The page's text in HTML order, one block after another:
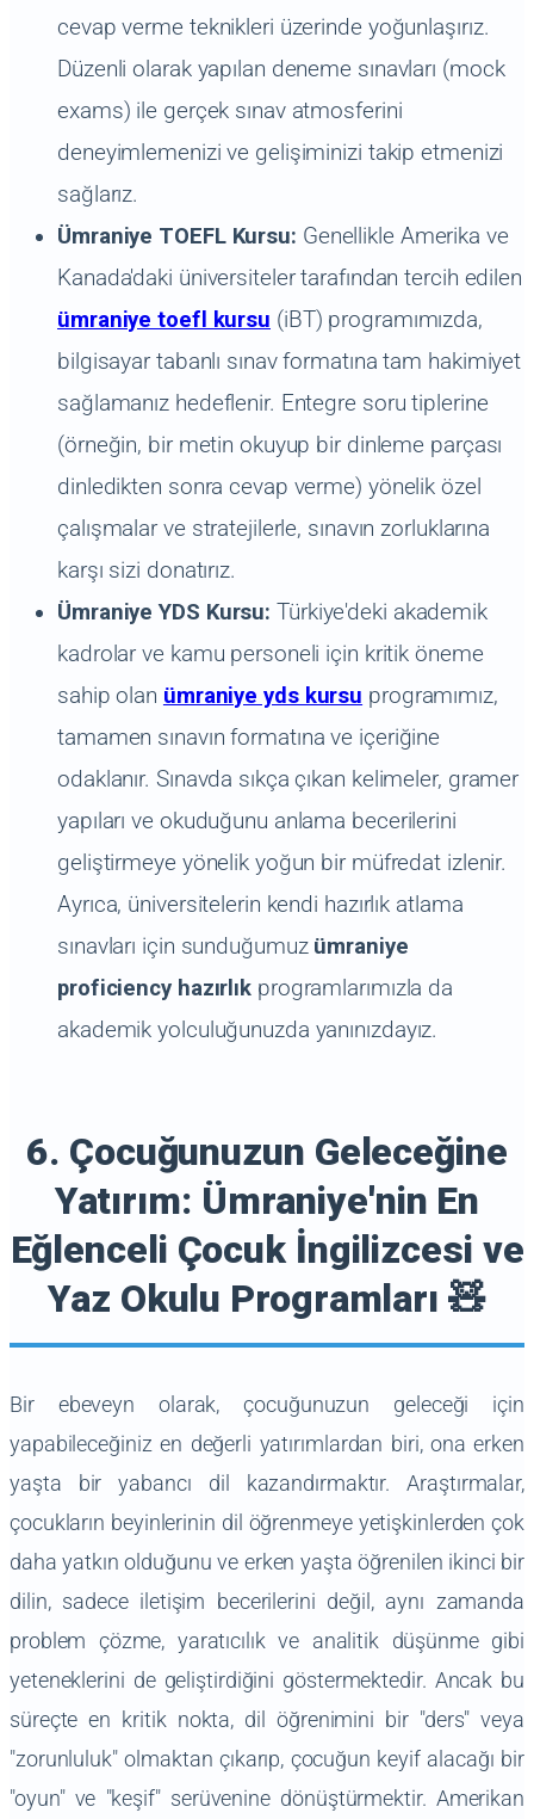
cevap verme teknikleri üzerinde yoğunlaşırız.
Düzenli olarak yapılan deneme sınavları (mock
exams) ile gerçek sınav atmosferini
deneyimlemenizi ve gelişiminizi takip etmenizi
sağlarız.
Ümraniye TOEFL Kursu: Genellikle Amerika ve
Kanada'daki üniversiteler tarafından tercih edilen
ümraniye toefl kursu (iBT) programımızda,
bilgisayar tabanlı sınav formatına tam hakimiyet
sağlamanız hedeflenir. Entegre soru tiplerine
(örneğin, bir metin okuyup bir dinleme parçası
dinledikten sonra cevap verme) yönelik özel
çalışmalar ve stratejilerle, sınavın zorluklarına
karşı sizi donatırız.
Ümraniye YDS Kursu: Türkiye'deki akademik
kadrolar ve kamu personeli için kritik öneme
sahip olan ümraniye yds kursu programımız,
tamamen sınavın formatına ve içeriğine
odaklanır. Sınavda sıkça çıkan kelimeler, gramer
yapıları ve okuduğunu anlama becerilerini
geliştirmeye yönelik yoğun bir müfredat izlenir.
Ayrıca, üniversitelerin kendi hazırlık atlama
sınavları için sunduğumuz ümraniye
proficiency hazırlık programlarımızla da
akademik yolculuğunuzda yanınızdayız.
6. Çocuğunuzun Geleceğine
Yatırım: Ümraniye'nin En
Eğlenceli Çocuk İngilizcesi ve
Yaz Okulu Programları 🧸
Bir ebeveyn olarak, çocuğunuzun geleceği için
yapabileceğiniz en değerli yatırımlardan biri, ona erken
yaşta bir yabancı dil kazandırmaktır. Araştırmalar,
çocukların beyinlerinin dil öğrenmeye yetişkinlerden çok
daha yatkın olduğunu ve erken yaşta öğrenilen ikinci bir
dilin, sadece iletişim becerilerini değil, aynı zamanda
problem çözme, yaratıcılık ve analitik düşünme gibi
yeteneklerini de geliştirdiğini göstermektedir. Ancak bu
süreçte en kritik nokta, dil öğrenimini bir "ders" veya
"zorunluluk" olmaktan çıkarıp, çocuğun keyif alacağı bir
"oyun" ve "keşif" serüvenine dönüştürmektir. Amerikan